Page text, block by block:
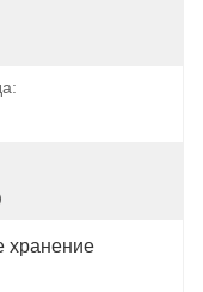
хранение